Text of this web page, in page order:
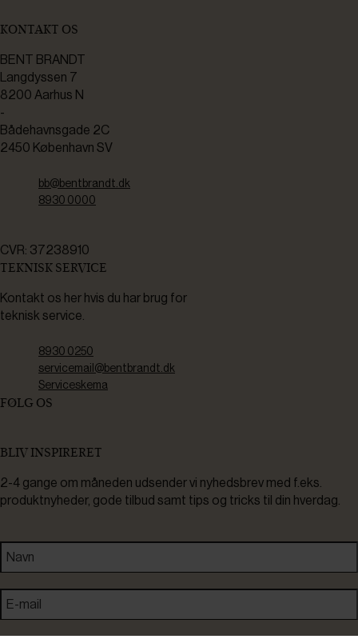
KONTAKT OS
BENT BRANDT
Langdyssen 7
8200 Aarhus N
-
Bådehavnsgade 2C
2450 København SV
bb@bentbrandt.dk
8930 0000
CVR: 37238910
TEKNISK SERVICE
Kontakt os her hvis du har brug for
teknisk service.
8930 0250
servicemail@bentbrandt.dk
Serviceskema
FØLG OS
BLIV INSPIRERET
2-4 gange om måneden udsender vi nyhedsbrev med f.eks.
produktnyheder, gode tilbud samt tips og tricks til din hverdag.